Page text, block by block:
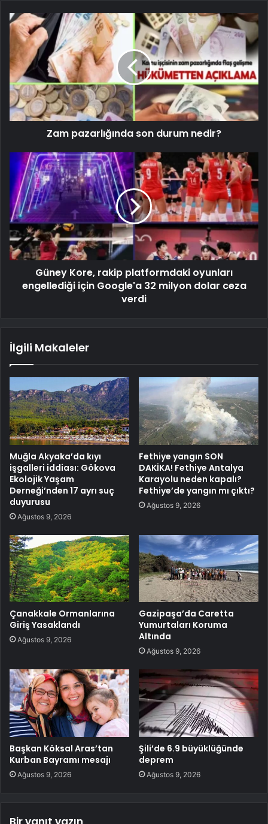
Zam pazarlığında son durum nedir?
Güney Kore, rakip platformdaki oyunları
engellediği için Google'a 32 milyon dolar ceza
verdi
İlgili Makaleler
Muğla Akyaka’da kıyı
işgalleri iddiası: Gökova
Ekolojik Yaşam
Derneği’nden 17 ayrı suç
duyurusu
Ağustos 9, 2026
Fethiye yangın SON
DAKİKA! Fethiye Antalya
Karayolu neden kapalı?
Fethiye’de yangın mı çıktı?
Ağustos 9, 2026
Çanakkale Ormanlarına
Giriş Yasaklandı
Ağustos 9, 2026
Gazipaşa’da Caretta
Yumurtaları Koruma
Altında
Ağustos 9, 2026
Başkan Köksal Aras’tan
Kurban Bayramı mesajı
Ağustos 9, 2026
Şili’de 6.9 büyüklüğünde
deprem
Ağustos 9, 2026